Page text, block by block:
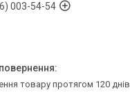
003-54-54
товару протягом 120 днів